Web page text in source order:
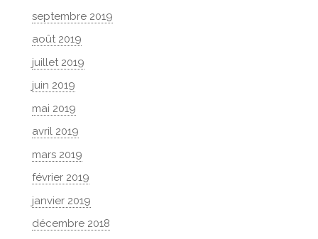
septembre 2019
août 2019
juillet 2019
juin 2019
mai 2019
avril 2019
mars 2019
février 2019
janvier 2019
décembre 2018